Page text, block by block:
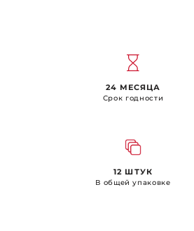
24 МЕСЯЦА
Срок годности
12 ШТУК
В общей упаковке